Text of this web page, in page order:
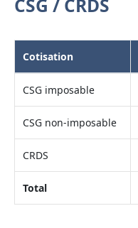
CSG / CRDS
Cotisation
CSG imposable
CSG non-imposable
CRDS
Total